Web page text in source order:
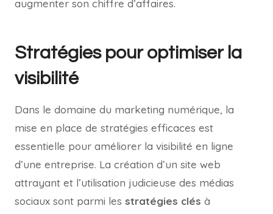
augmenter son chiffre d’affaires.
Stratégies pour optimiser la
visibilité
Dans le domaine du marketing numérique, la
mise en place de stratégies efficaces est
essentielle pour améliorer la visibilité en ligne
d’une entreprise. La création d’un site web
attrayant et l’utilisation judicieuse des médias
sociaux sont parmi les stratégies clés à